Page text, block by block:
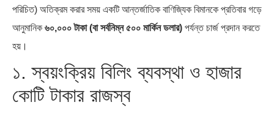
পরিচিত) অতিক্রম করার সময় একটি আন্তর্জাতিক বাণিজ্যিক বিমানকে প্রতিবার গড়ে
আনুমানিক ৬০,০০০ টাকা (বা সর্বনিম্ন ৫০০ মার্কিন ডলার) পর্যন্ত চার্জ প্রদান করতে
হয়।
১. স্বয়ংক্রিয় বিলিং ব্যবস্থা ও হাজার
কোটি টাকার রাজস্ব